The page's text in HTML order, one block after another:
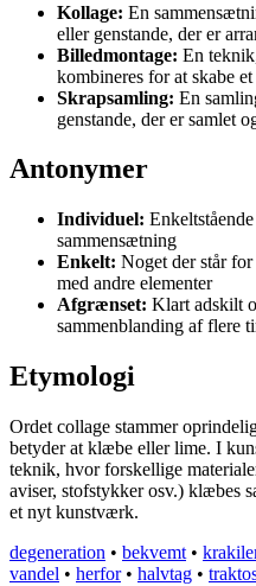
Kollage: En
eller genstande, der er
Billedmontage: En
kombineres for at skabe
Skrapsamling: En
genstande, der er samlet
Antonymer
Individuel:
sammensætning
Enkelt: Noget der står
med andre elementer
Afgrænset: Klart adskilt
sammenblanding af flere
Etymologi
Ordet collage stammer
betyder at klæbe eller lime. I
teknik, hvor forskellige
aviser, stofstykker osv.) klæbes
et nyt kunstværk.
degeneration • bekvemt •
vandel • herfor• halvtag •